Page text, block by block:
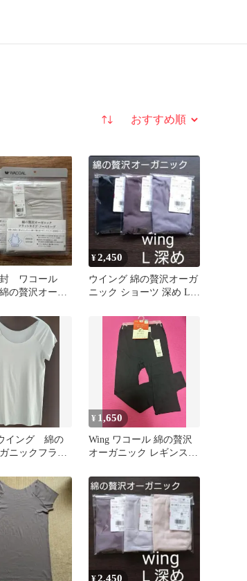
並び替え
封 ワコール
の贅沢オーガ
枚
¥2,450
ウイング 綿の贅沢オーガ
ニック ショーツ 深め L 3
イング 綿の
ニックフラッ
¥ 1,650
Wing ワコール 綿の贅沢
オーガニック レギンス M
¥2,450